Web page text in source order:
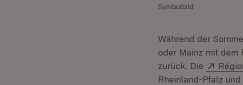
Symbolbild
Während der
oder Mainz mit dem
zurück. Die
Rheinland-Pfalz